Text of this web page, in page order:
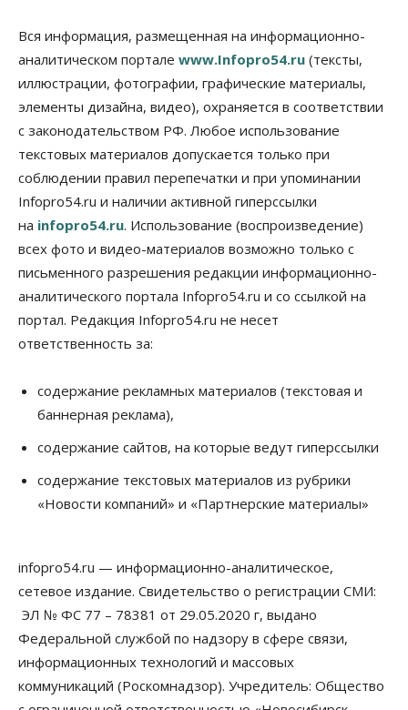
«бронировать» со школы
Авто Общество
Не катастрофа, а стресс-тест: эксперт
новосибирской сети СТО пояснил кому можно
заливать бензин Евро‑2
09 Августа 2026, 10:00
Бизнес
Работодатели Новосибирска заявили в центры
занятости почти 32 тысячи вакансий
09 Августа 2026, 09:00
Общество
Спрос на машино-места в
Новосибирской области вырос в полтора раза
К современному юридическому образованию в
России возникает много вопросов
08 Августа 2026, 17:00
Новосибирские вузы опубликовали
приказы о зачислении на бюджетные места
08 Августа 2026, 16:00
Искусственный интеллект впервые выписал
08 Августа 2026, 15:00
Авто
Продажи подержанных электромобилей в
Новосибирской области растут второй месяц
08 Августа 2026, 13:00
Вся информация, размещенная на информационно-
аналитическом портале www.Infopro54.ru (тексты,
иллюстрации, фотографии, графические материалы,
элементы дизайна, видео), охраняется в соответствии
с законодательством РФ. Любое использование
текстовых материалов допускается только при
соблюдении правил перепечатки и при упоминании
Infopro54.ru и наличии активной гиперссылки
на infopro54.ru. Использование (воспроизведение)
всех фото и видео-материалов возможно только с
письменного разрешения редакции информационно-
аналитического портала Infopro54.ru и со ссылкой на
портал. Редакция Infopro54.ru не несет
ответственность за:
содержание рекламных материалов (текстовая и
баннерная реклама),
содержание сайтов, на которые ведут гиперссылки
содержание текстовых материалов из рубрики
«Новости компаний» и «Партнерские материалы»
infopro54.ru — информационно-аналитическое,
сетевое издание. Свидетельство о регистрации СМИ:
ЭЛ № ФС 77 – 78381 от 29.05.2020 г, выдано
Федеральной службой по надзору в сфере связи,
информационных технологий и массовых
коммуникаций (Роскомнадзор). Учредитель: Общество